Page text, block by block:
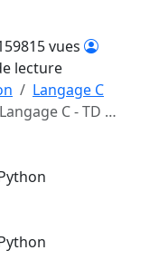
vues
lecture
Langage C
C - TD …